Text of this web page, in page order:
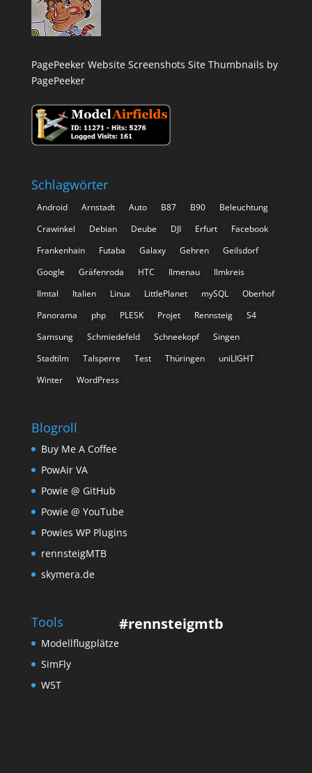
PagePeeker Website Screenshots Site Thumbnails by
PagePeeker
Schlagwörter
Android Arnstadt Auto B87 B90
Beleuchtung
Crawinkel
Debian Deube DJI Erfurt
Facebook
Frankenhain
Futaba Galaxy Gehren
Geilsdorf
Google
Gräfenroda HTC Ilmenau
Ilmkreis
Ilmtal
Italien Linux LittlePlanet mySQL
Oberhof
Panorama
php PLESK Projet Rennsteig
S4
Samsung
Schmiedefeld Schneekopf
Singen
Stadtilm
Talsperre Test Thüringen
uniLIGHT
Winter
WordPress
Blogroll
Buy Me A Coffee
PowAir VA
Powie @ GitHub
Powie @ YouTube
Powies WP Plugins
rennsteigMTB
skymera.de
Tools
Modellflugplätze
SimFly
W5T
#rennsteigmtb